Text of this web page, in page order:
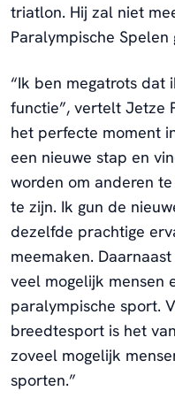
triatlon. Hij zal niet
Paralympische Spelen
“Ik ben megatrots dat
functie”, vertelt Jetze
het perfecte moment
een nieuwe stap en
worden om anderen
te zijn. Ik gun de
dezelfde prachtige
meemaken.
veel mogelijk mensen
paralympische sport.
breedtesport is het
zoveel mogelijk
sporten.”